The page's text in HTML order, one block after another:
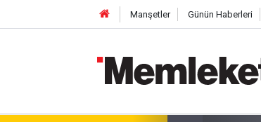
Manşetler Günün Haberleri